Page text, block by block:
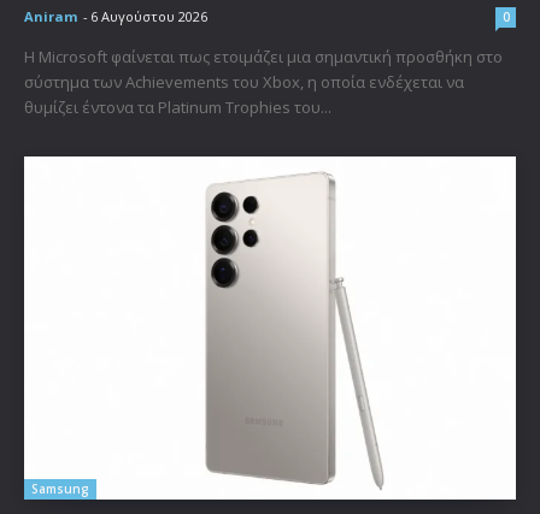
Aniram - 6 Αυγούστου 2026 0
Η Microsoft φαίνεται πως ετοιμάζει μια σημαντική προσθήκη στο
σύστημα των Achievements του Xbox, η οποία ενδέχεται να
θυμίζει έντονα τα Platinum Trophies του...
Samsung